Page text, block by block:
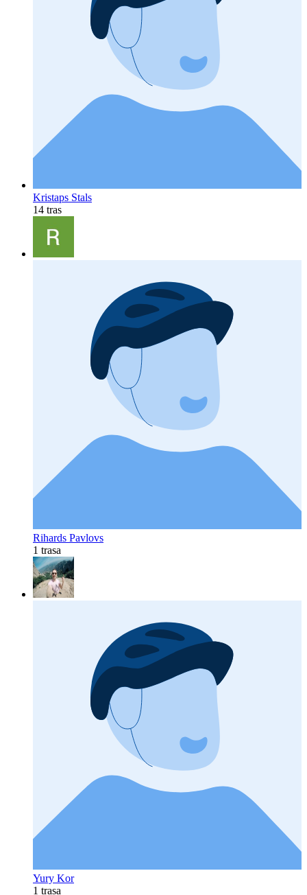
Kristaps Stals
14 tras
Rihards Pavlovs
1 trasa
Yury Kor
1 trasa